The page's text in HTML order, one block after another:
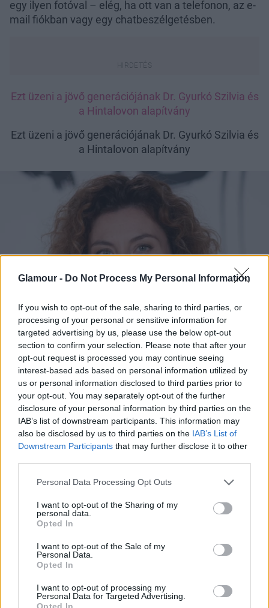
Glamour - Do Not Process My Personal Information
If you wish to opt-out of the sale, sharing to third parties, or
processing of your personal or sensitive information for
targeted advertising by us, please use the below opt-out
section to confirm your selection. Please note that after your
opt-out request is processed you may continue seeing
interest-based ads based on personal information utilized by
us or personal information disclosed to third parties prior to
your opt-out. You may separately opt-out of the further
disclosure of your personal information by third parties on the
IAB’s list of downstream participants. This information may
also be disclosed by us to third parties on the IAB’s List of
Downstream Participants that may further disclose it to other
Please note that this website/app uses one or more Google
not limited to your visit or usage behaviour. You may click to
grant or deny consent to Google and its third-party tags to
use your data for below specified purposes in below Google
consent section.
Personal Data Processing Opt Outs
I want to opt-out of the Sharing of my
personal data.
Opted In
I want to opt-out of the Sale of my
Personal Data.
Opted In
I want to opt-out of processing my
Personal Data for Targeted Advertising.
Opted In
egy ilyen fotóval – elég, ha ott van a telefonon, az e-
mail fiókban vagy egy chatbeszélgetésben.
Ezt üzeni a jövő generációjának Dr. Gyurkó Szilvia és
a Hintalovon alapítvány
Ezt üzeni a jövő generációjának Dr. Gyurkó Szilvia és
a Hintalovon alapítvány
Persze a gyakorlatban általában csak akkor derül ki,
hogy valaki ilyen felvételt kért (vagy kapott), ha
azzal valamilyen visszaélés is történik: megmutatja
másnak, nyilvánosságra hozza, esetleg zsarolja vele
bűntettek mellé más büntetendő cselekmények is
felsorakoznak (zsarolás, zaklatás stb.) tovább
súlyosbítva a bíróság által kiszabható büntetés
súlyát. Ráadásul annyi rendbelinek fog számítani a
bűncselekményt, ahány felvétel készült. Ez azt
jelenti, hogy ha valaki a telefonjában 10 meztelen
fotót tárol a 18 éven aluli barátnőjéről, azt tíz
rendbeli elkövetés miatt fogják felelősségre vonni.